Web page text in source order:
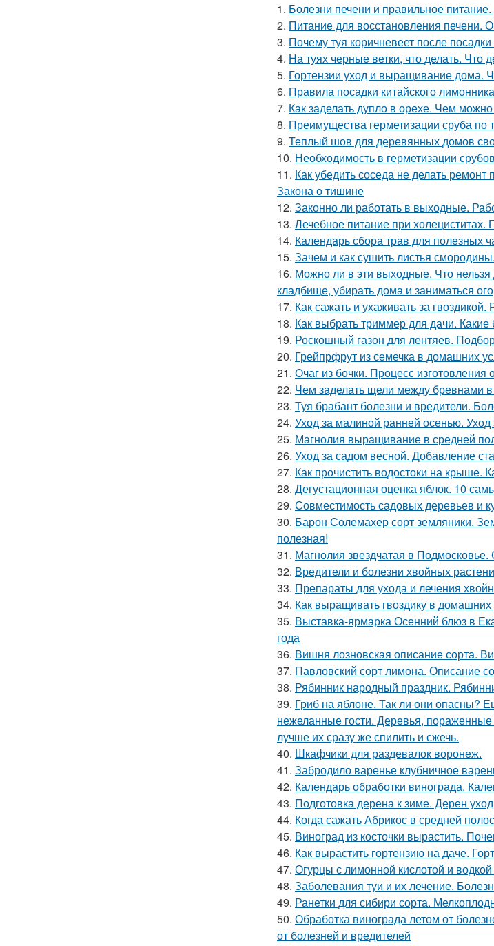
1. Болезни печени и правильное
2. Питание для восстановления
3. Почему туя коричневеет после
4. На туях черные ветки, что делать. Что
5. Гортензии уход и выращивание дома.
6. Правила посадки китайского
7. Как заделать дупло в орехе. Чем
8. Преимущества герметизации сруба по
9. Теплый шов для деревянных домов
10. Необходимость в герметизации
11. Как убедить соседа не делать
Закона о тишине
12. Законно ли работать в выходные.
13. Лечебное питание при
14. Календарь сбора трав для полезных
15. Зачем и как сушить листья
16. Можно ли в эти выходные. Что
кладбище, убирать дома и заниматься
17. Как сажать и ухаживать за
18. Как выбрать триммер для дачи.
19. Роскошный газон для лентяев.
20. Грейпрфрут из семечка в домашних
21. Очаг из бочки. Процесс изготовления
22. Чем заделать щели между бревнами
23. Туя брабант болезни и вредители.
24. Уход за малиной ранней осенью.
25. Магнолия выращивание в средней
26. Уход за садом весной. Добавление
27. Как прочистить водостоки на крыше.
28. Дегустационная оценка яблок. 10
29. Совместимость садовых деревьев и
30. Барон Солемахер сорт земляники.
полезная!
31. Магнолия звездчатая в
32. Вредители и болезни хвойных
33. Препараты для ухода и лечения
34. Как выращивать гвоздику в
35. Выставка-ярмарка Осенний блюз в
года
36. Вишня лозновская описание сорта.
37. Павловский сорт лимона. Описание
38. Рябинник народный праздник.
39. Гриб на яблоне. Так ли они опасны?
нежеланные гости. Деревья,
лучше их сразу же спилить и сжечь.
40. Шкафчики для раздевалок воронеж.
41. Забродило варенье клубничное
42. Календарь обработки винограда.
43. Подготовка дерена к зиме. Дерен
44. Когда сажать Абрикос в средней
45. Виноград из косточки вырастить.
46. Как вырастить гортензию на даче.
47. Огурцы с лимонной кислотой и
48. Заболевания туи и их лечение.
49. Ранетки для сибири сорта.
50. Обработка винограда летом от
от болезней и вредителей